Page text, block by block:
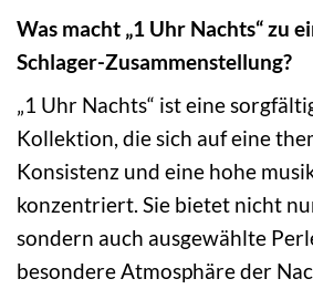
Was macht „1 Uhr Nachts“ zu
Schlager-Zusammenstellung?
„1 Uhr Nachts“ ist eine
Kollektion, die sich auf eine
Konsistenz und eine hohe
konzentriert. Sie bietet nicht
sondern auch ausgewählte
besondere Atmosphäre der